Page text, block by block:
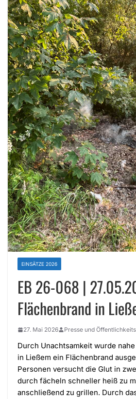
EINSÄTZE 2026
EB 26-068 |
Flächenbrand in
27. Mai 2026 Presse und
Durch Unachtsamkeit wurde
in Ließem ein Flächenbrand
Personen versucht die Glut in
durch fächeln schneller heiß zu
anschließend zu grillen. Durch